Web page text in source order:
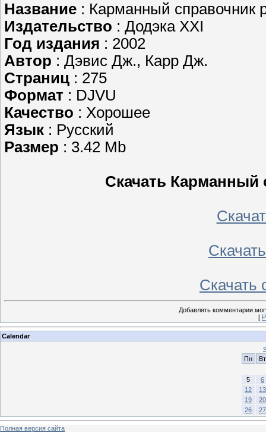
Название : Карманный справочник
Издательство : Додэка ХХI
Год издания : 2002
Автор : Дэвис Дж., Карр Дж.
Страниц : 275
Формат : DJVU
Качество : Хорошее
Язык : Русский
Размер : 3.42 Mb
Скачать Карманный
Скачать
Добавлять комментарии
[
Calendar
«
Пн
Вт
5
6
12
13
19
20
26
27
Полная версия сайта